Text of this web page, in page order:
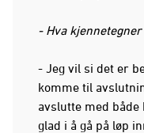
- Hva
- Jeg vil si det er
komme til
avslutte med både
glad i å gå på løp